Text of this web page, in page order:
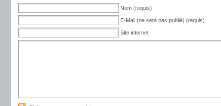
Nom (requis)
E-Mail (ne sera pas publié) (requis)
Site internet